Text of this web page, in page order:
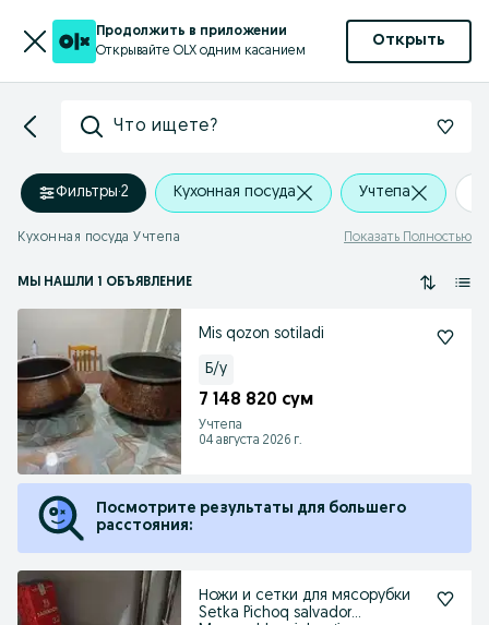
Продолжить в приложении
Открывайте OLX одним касанием
Открыть
Что ищете?
Фильтры·2 Кухонная посуда Учтепа
Кухонная посуда Учтепа Показать Полностью
МЫ НАШЛИ 1 ОБЪЯВЛЕНИЕ
Mis qozon sotiladi
Б/у
7 148 820 сум
Учтепа
04 августа 2026 г.
Посмотрите результаты для большего
расстояния:
Ножи и сетки для мясорубки
Setka Pichoq salvador